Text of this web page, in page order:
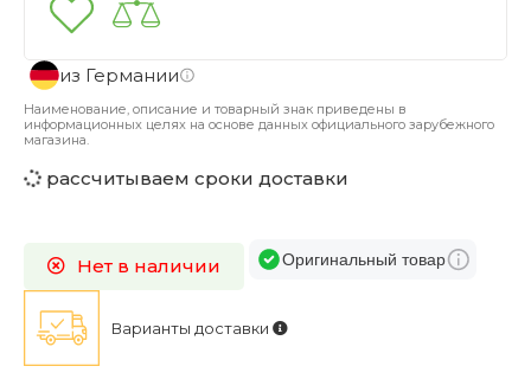
из Германии
Наименование, описание и товарный знак приведены в
информационных целях на основе данных официального зарубежного
магазина.
рассчитываем сроки доставки
Варианты доставки
Нет в наличии Оригинальный товар